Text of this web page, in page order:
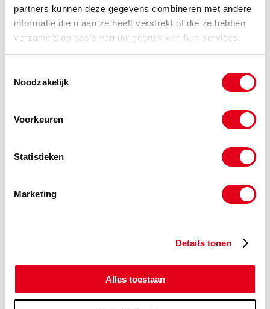
partners kunnen deze gegevens combineren met andere
informatie die u aan ze heeft verstrekt of die ze hebben
verzameld op basis van uw gebruik van hun services.
Noodzakelijk
Voorkeuren
Statistieken
Marketing
Details tonen
Alles toestaan